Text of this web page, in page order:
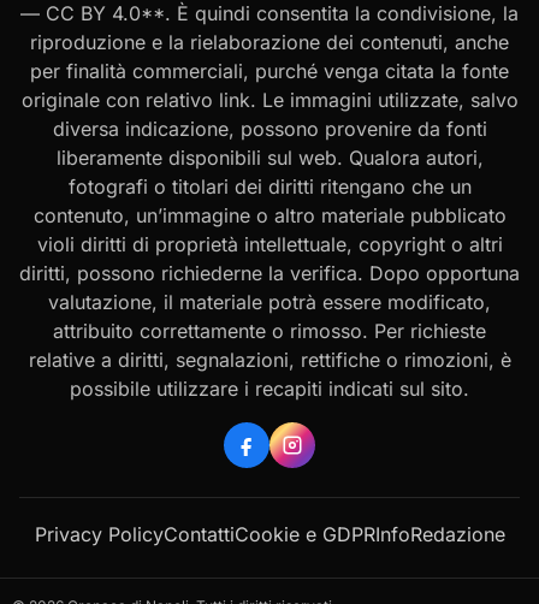
— CC BY 4.0**. È quindi consentita la condivisione, la
riproduzione e la rielaborazione dei contenuti, anche
per finalità commerciali, purché venga citata la fonte
originale con relativo link. Le immagini utilizzate, salvo
diversa indicazione, possono provenire da fonti
liberamente disponibili sul web. Qualora autori,
fotografi o titolari dei diritti ritengano che un
contenuto, un’immagine o altro materiale pubblicato
violi diritti di proprietà intellettuale, copyright o altri
diritti, possono richiederne la verifica. Dopo opportuna
valutazione, il materiale potrà essere modificato,
attribuito correttamente o rimosso. Per richieste
relative a diritti, segnalazioni, rettifiche o rimozioni, è
possibile utilizzare i recapiti indicati sul sito.
Privacy PolicyContattiCookie e GDPRInfoRedazione